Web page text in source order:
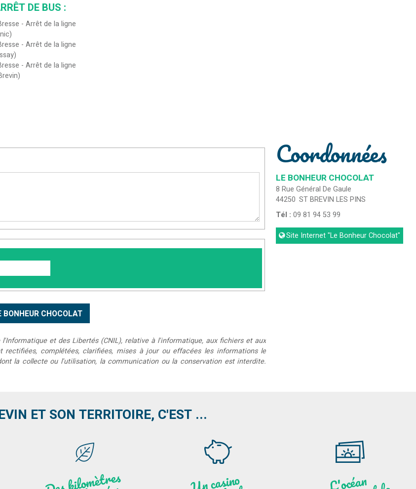
DE BUS :
- Arrêt de la ligne
- Arrêt de la ligne
- Arrêt de la ligne
et des Libertés (CNIL), relative à l'informatique, aux fichiers et aux
complétées, clarifiées, mises à jour ou effacées les informations le
la collecte ou l'utilisation, la communication ou la conservation est interdite.
Coordonnées
LE BONHEUR CHOCOLAT
8 Rue Général De Gaule
44250 ST BREVIN LES PINS
Tél :09 81 94 53 99
Site Internet"Le Bonheur Chocolat"
ET SON TERRITOIRE, C'EST ...
L'océ
a
n
Atl
a
nti
B
ret
a
g